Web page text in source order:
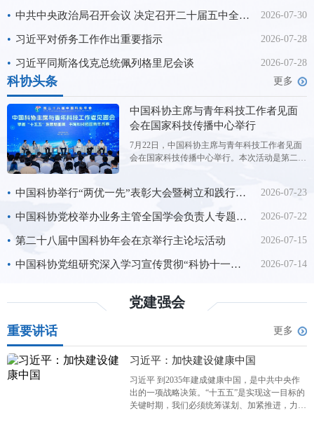
进国防和军队现代化，
• 中共中央政治局召开会议 决定召开二十届五中全会 分析研究当前经济形势和经济工作 中共中央总书记习近平主持会议 2026-07-30
• 习近平对侨务工作作出重要指示 2026-07-28
• 习近平同斯洛伐克总统佩列格里尼会谈 2026-07-28
科协头条 更多
中国科协主席与青年科技工作者见面
会在国家科技传播中心举行
7月22日，中国科协主席与青年科技工作者见面
会在国家科技传播中心举行。本次活动是第二十
科协主席王光谦与来自全国学会、科研院所、高
行交流对话。 交流
• 中国科协举行“两优一先”表彰大会暨树立和践行正确政绩观学习教育专题党课 2026-07-23
• 中国科协党校举办业务主管全国学会负责人专题研讨班（第2期） 2026-07-22
• 第二十八届中国科协年会在京举行主论坛活动 2026-07-15
• 中国科协党组研究深入学习宣传贯彻“科协十一大”精神工作 2026-07-14
党建强会
重要讲话 更多
习近平：加快建设健康中国
习近平 到2035年建成健康中国，是中共中央作
出的一项战略决策。“十五五”是实现这一目标的
关键时期，我们必须统筹谋划、加紧推进，力求